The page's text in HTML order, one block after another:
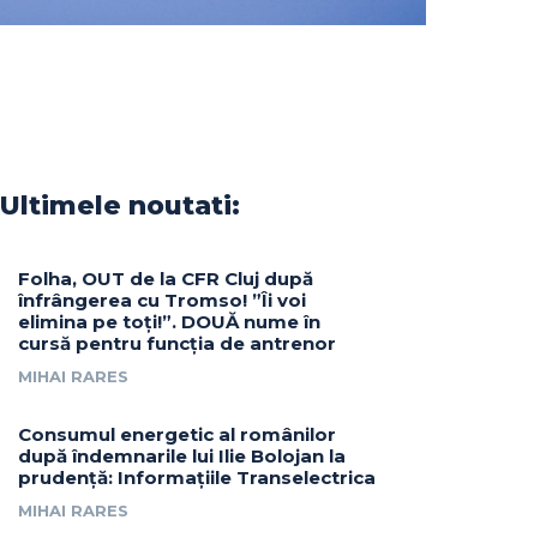
Ultimele noutati:
Folha, OUT de la CFR Cluj după
înfrângerea cu Tromso! ”Îi voi
elimina pe toți!”. DOUĂ nume în
cursă pentru funcția de antrenor
MIHAI RARES
Consumul energetic al românilor
după îndemnarile lui Ilie Bolojan la
prudență: Informațiile Transelectrica
MIHAI RARES